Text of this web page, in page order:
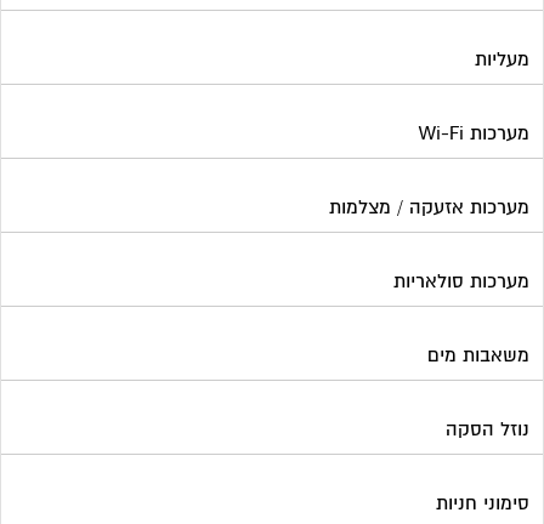
מעליות
מערכות Wi-Fi
מערכות אזעקה / מצלמות
מערכות סולאריות
משאבות מים
נוזל הסקה
סימוני חניות